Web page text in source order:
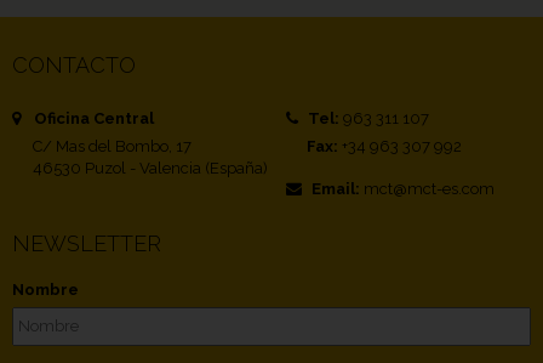
CONTACTO
Oficina Central
C/ Mas del Bombo, 17
46530 Puzol - Valencia (España)
Tel: 963 311 107
Fax: +34 963 307 992
Email: mct@mct-es.com
NEWSLETTER
Nombre